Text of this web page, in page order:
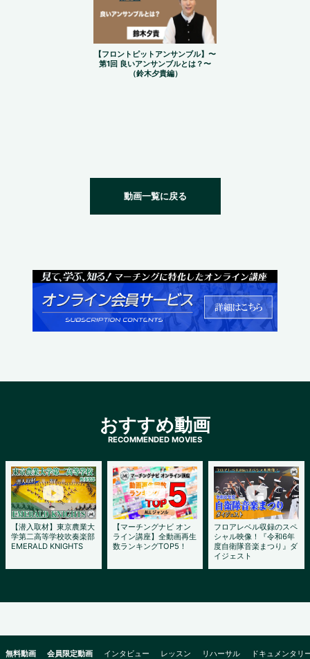
【フロントピットアンサンブル】〜
第1回 良いアンサンブルとは？〜
（鈴木夕貴編）
動画一覧に戻る
おすすめ動画
【潜入取材】東京農業大
学第二高等学校吹奏楽部
EMERALD KNIGHTS
【マーチングナビ オン
ライン講座】全動画再生
数ランキングTOP5！
フロアレベル収録のスペ
シャル映像！『令和6年
度自衛隊音楽まつり』ダ
イジェスト
無料動画 会員限定動画 インタビュー レッスン リハーサル ドキュメンタリ